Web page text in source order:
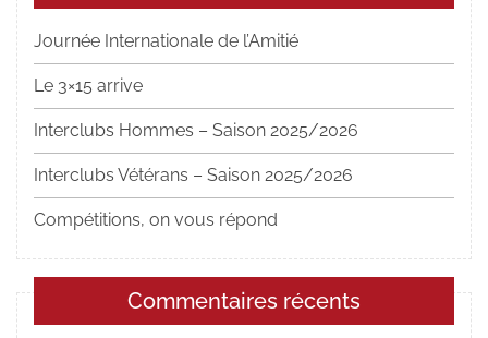
Journée Internationale de l’Amitié
Le 3×15 arrive
Interclubs Hommes – Saison 2025/2026
Interclubs Vétérans – Saison 2025/2026
Compétitions, on vous répond
Commentaires récents